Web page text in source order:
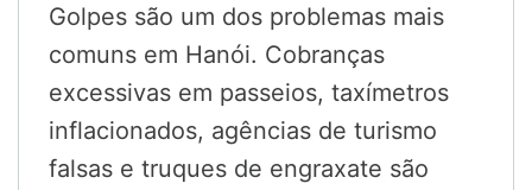
Golpes são um dos problemas mais
comuns em Hanói. Cobranças
excessivas em passeios, taxímetros
inflacionados, agências de turismo
falsas e truques de engraxate são